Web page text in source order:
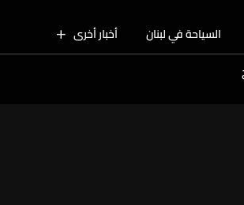
السياحة في لبنان أخبار أخرى